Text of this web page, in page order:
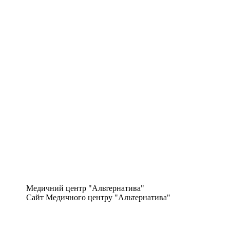
Медичний центр "Альтернатива"
Сайт Медичного центру "Альтернатива"